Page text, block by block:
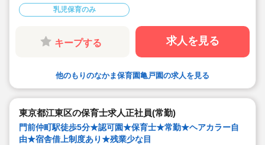
乳児保育のみ
キープする 求人を見る
他のもりのなかま保育園亀戸園の求人を見る
東京都江東区の保育士求人正社員(常勤)
門前仲町駅徒歩5分★認可園★保育士★常勤★ヘアカラー自
由★宿舎借上制度あり★残業少な目